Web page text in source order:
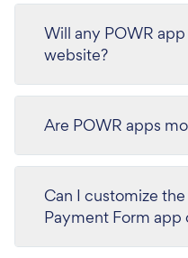
Will any POWR
website?
Are POWR apps
Can I customize
Payment Form app